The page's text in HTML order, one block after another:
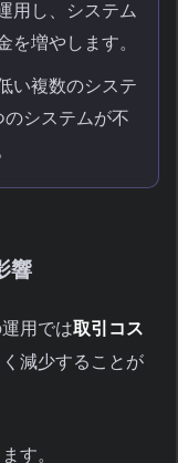
用し、システム
を増やします。
い複数のシステ
システムが不
響
用では取引コス
減少することが
す。